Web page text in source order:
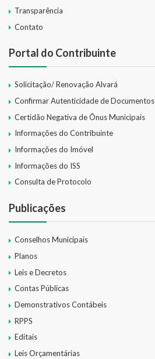
Transparência
Contato
Portal do Contribuinte
Solicitação/ Renovação Alvará
Confirmar Autenticidade de Documentos
Certidão Negativa de Ônus Municipais
Informações do Contribuinte
Informações do Imóvel
Informações do ISS
Consulta de Protocolo
Publicações
Conselhos Municipais
Planos
Leis e Decretos
Contas Públicas
Demonstrativos Contábeis
RPPS
Editais
Leis Orçamentárias